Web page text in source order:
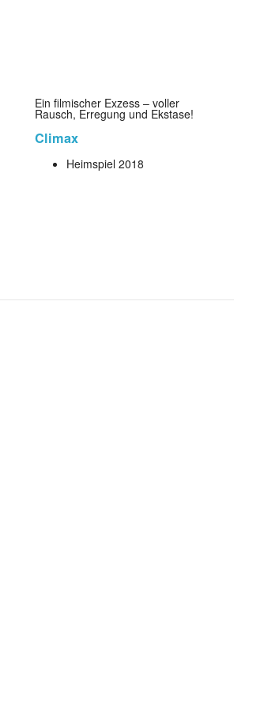
Ein filmischer Exzess – voller
Rausch, Erregung und Ekstase!
Climax
Heimspiel2018